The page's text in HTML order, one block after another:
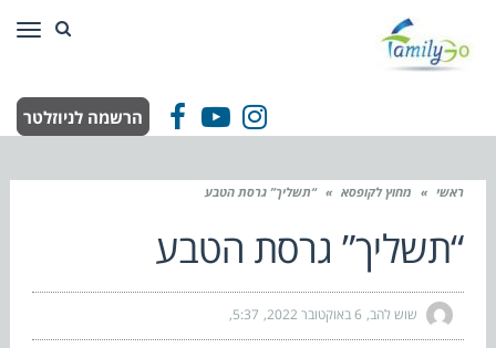
Facebook
YouTube
Instagram הרשמה לניוזלטר
ראשי » מחוץ לקופסא » “תשליך” גרסת הטבע
“תשליך” גרסת הטבע
שוש להב 6 באוקטובר 2022 5:37